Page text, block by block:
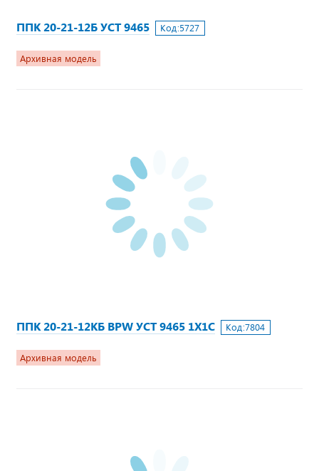
ППК 20-21-12Б УСТ 9465 Код:5727
Архивная модель
ППК 20-21-12КБ BPW УСТ 9465 1Х1С Код:7804
Архивная модель